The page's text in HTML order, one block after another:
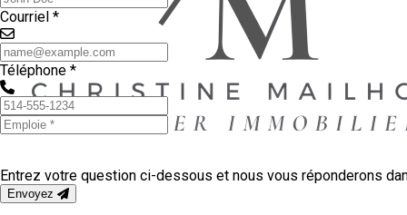
Courriel *
Téléphone *
Entrez votre question ci-dessous et nous vous réponderons
Envoyez